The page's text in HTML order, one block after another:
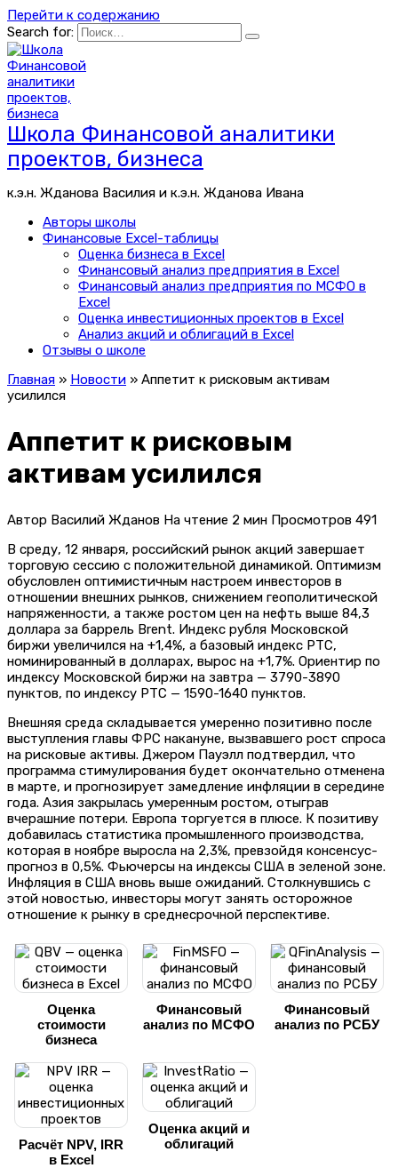
Перейти к содержанию
Search for:
Школа Финансовой аналитики
проектов, бизнеса
к.э.н. Жданова Василия и к.э.н. Жданова Ивана
Авторы школы
Финансовые Excel-таблицы
Оценка бизнеса в Excel
Финансовый анализ предприятия в Excel
Финансовый анализ предприятия по МСФО в
Excel
Оценка инвестиционных проектов в Excel
Анализ акций и облигаций в Excel
Отзывы о школе
Главная » Новости » Аппетит к рисковым активам
усилился
Аппетит к рисковым
активам усилился
Автор Василий Жданов На чтение 2 мин Просмотров 491
В среду, 12 января, российский рынок акций завершает
торговую сессию с положительной динамикой. Оптимизм
обусловлен оптимистичным настроем инвесторов в
отношении внешних рынков, снижением геополитической
напряженности, а также ростом цен на нефть выше 84,3
доллара за баррель Brent. Индекс рубля Московской
биржи увеличился на +1,4%, а базовый индекс РТС,
номинированный в долларах, вырос на +1,7%. Ориентир по
индексу Московской биржи на завтра — 3790-3890
пунктов, по индексу РТС — 1590-1640 пунктов.
Внешняя среда складывается умеренно позитивно после
выступления главы ФРС накануне, вызвавшего рост спроса
на рисковые активы. Джером Пауэлл подтвердил, что
программа стимулирования будет окончательно отменена
в марте, и прогнозирует замедление инфляции в середине
года. Азия закрылась умеренным ростом, отыграв
вчерашние потери. Европа торгуется в плюсе. К позитиву
добавилась статистика промышленного производства,
которая в ноябре выросла на 2,3%, превзойдя консенсус-
прогноз в 0,5%. Фьючерсы на индексы США в зеленой зоне.
Инфляция в США вновь выше ожиданий. Столкнувшись с
этой новостью, инвесторы могут занять осторожное
отношение к рынку в среднесрочной перспективе.
Оценка
стоимости
бизнеса
Финансовый
анализ по МСФО
Финансовый
анализ по РСБУ
Расчёт NPV, IRR
в Excel
Оценка акций и
облигаций